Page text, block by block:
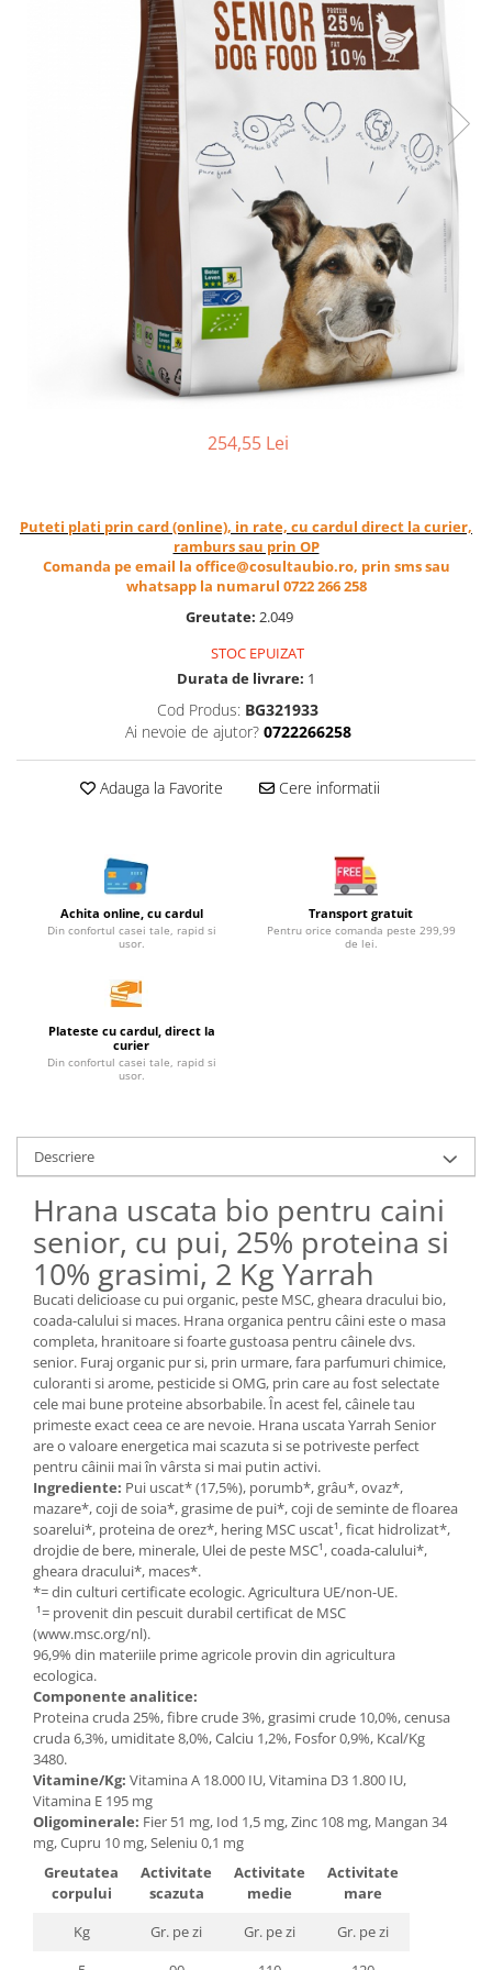
Ceaiuri diverse si accesorii
Vinuri, bere si alte bauturi
Siropuri naturale
Cacao si inlocuitori
Seminte bio pentru germinat
Seminte din plante oleaginoase
dejun
Lactate
Bauturi vegetale
Orez, Faina si Premixuri
Sosuri, Ketchup bio
Pudre si prafuri
Supe
Conserve, Pateuri, creme
Leguminoase si seminte
Fermenti si gelifianti
Produse din soia
Sare si inlocuitori
Produse care inlocuiesc carnea
Unt, alternativa unt
Paine bio
Paste
Ciocolata
Creme
Bomboane, Caramele si Jeleuri
Biscuiti si napolitane
Inghetata
Zahar si indulcitori
Batoane
Dulciuri bio
Guma de mestecat bio
Snacksuri
Seminte, fructe uscate, samburi
Mixuri, condimente si mirodenii
Mixuri
Condimente
Mirodenii
Maioneza bio
Pesto Bio
Semipreparate
Specialitati si produse asiatice
254,55 Lei
Puteti plati prin card (online), in rate, cu cardul direct la curier,
ramburs sau prin OP
Comanda pe email la office@cosultaubio.ro, prin sms sau
whatsapp la numarul 0722 266 258
Greutate: 2.049
STOC EPUIZAT
Durata de livrare: 1
Cod Produs: BG321933
Ai nevoie de ajutor? 0722266258
Adauga la Favorite Cere informatii
Achita online, cu cardul
Din confortul casei tale, rapid si
usor.
Transport gratuit
Pentru orice comanda peste 299,99
de lei.
Plateste cu cardul, direct la
curier
Din confortul casei tale, rapid si
usor.
Descriere
Hrana uscata bio pentru caini
senior, cu pui, 25% proteina si
10% grasimi, 2 Kg Yarrah
Bucati delicioase cu pui organic, peste MSC, gheara dracului bio,
coada-calului si maces. Hrana organica pentru câini este o masa
completa, hranitoare si foarte gustoasa pentru câinele dvs.
senior. Furaj organic pur si, prin urmare, fara parfumuri chimice,
culoranti si arome, pesticide si OMG, prin care au fost selectate
cele mai bune proteine absorbabile. În acest fel, câinele tau
primeste exact ceea ce are nevoie. Hrana uscata Yarrah Senior
are o valoare energetica mai scazuta si se potriveste perfect
pentru câinii mai în vârsta si mai putin activi.
Ingrediente: Pui uscat* (17,5%), porumb*, grâu*, ovaz*,
mazare*, coji de soia*, grasime de pui*, coji de seminte de floarea
soarelui*, proteina de orez*, hering MSC uscat¹, ficat hidrolizat*,
drojdie de bere, minerale, Ulei de peste MSC¹, coada-calului*,
gheara dracului*, maces*.
*= din culturi certificate ecologic. Agricultura UE/non-UE.
¹= provenit din pescuit durabil certificat de MSC
(www.msc.org/nl).
96,9% din materiile prime agricole provin din agricultura
ecologica.
Componente analitice:
Proteina cruda 25%, fibre crude 3%, grasimi crude 10,0%, cenusa
cruda 6,3%, umiditate 8,0%, Calciu 1,2%, Fosfor 0,9%, Kcal/Kg
3480.
Vitamine/Kg: Vitamina A 18.000 IU, Vitamina D3 1.800 IU,
Vitamina E 195 mg
Oligominerale: Fier 51 mg, Iod 1,5 mg, Zinc 108 mg, Mangan 34
mg, Cupru 10 mg, Seleniu 0,1 mg
Greutatea
corpului
Activitate
scazuta
Activitate
medie
Activitate
mare
Kg
Gr. pe zi Gr. pe zi
Gr. pe zi